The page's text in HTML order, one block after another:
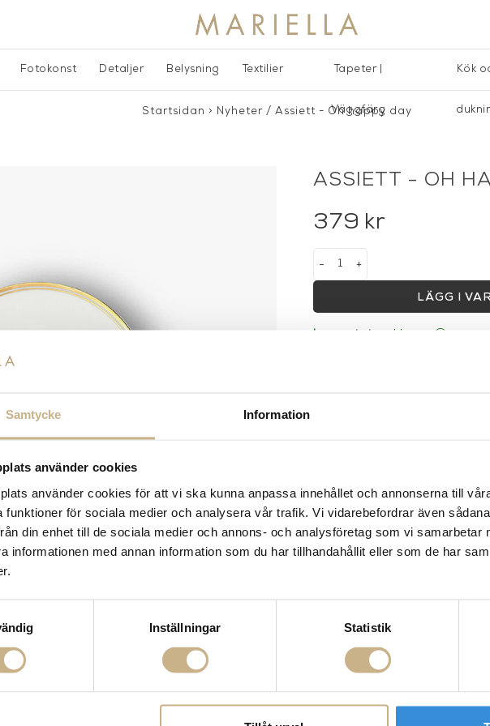
Samtycke Information
använder cookies
använder cookies för att vi ska kunna anpassa innehållet och annonserna till
funktioner för sociala medier och analysera vår trafik. Vi vidarebefordrar även
din enhet till de sociala medier och annons- och analysföretag som vi samarbetar
informationen med annan information som du har tillhandahållit eller som de har
Inställningar Statistik
Fotokonst Detaljer Belysning Textilier Tapeter |
Väggfärg
Kök
Startsidan > Nyheter/ Assiett - Oh happy day
ASSIETT - OH
379 kr
+
-
LÄGG I
Lagerstatus: I lager
när du
Fri frakt på mindra varor vid
FRÅGA OSS OM
BESKRIVNING